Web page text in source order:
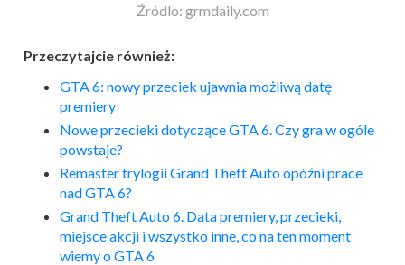
Źródlo: grmdaily.com
Przeczytajcie również:
GTA 6: nowy przeciek ujawnia możliwą datę
premiery
Nowe przecieki dotyczące GTA 6. Czy gra w ogóle
powstaje?
Remaster trylogii Grand Theft Auto opóźni prace
nad GTA 6?
Grand Theft Auto 6. Data premiery, przecieki,
miejsce akcji i wszystko inne, co na ten moment
wiemy o GTA 6